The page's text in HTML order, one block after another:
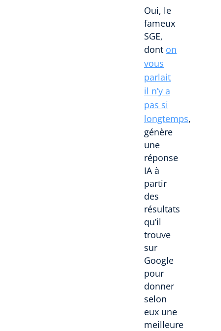
Oui, le
fameux
SGE,
dont on
vous
parlait
il n’y a
pas si
longtemps,
génère
une
réponse
IA à
partir
des
résultats
qu’il
trouve
sur
Google
pour
donner
selon
eux une
meilleure